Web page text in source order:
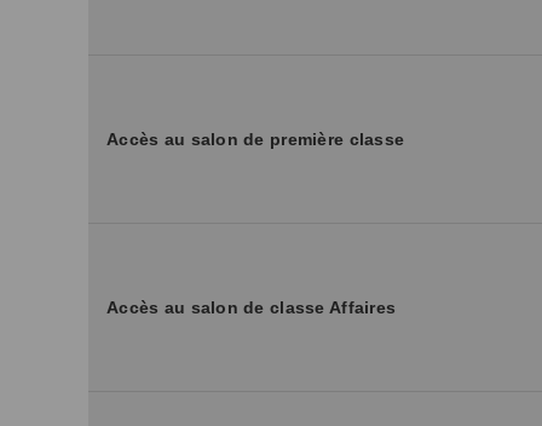
Accès au salon de première classe
Accès au salon de classe Affaires